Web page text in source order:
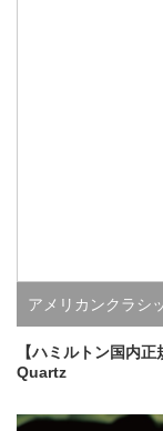
アメリカンクラシ
【ハミルトン国内
Quartz